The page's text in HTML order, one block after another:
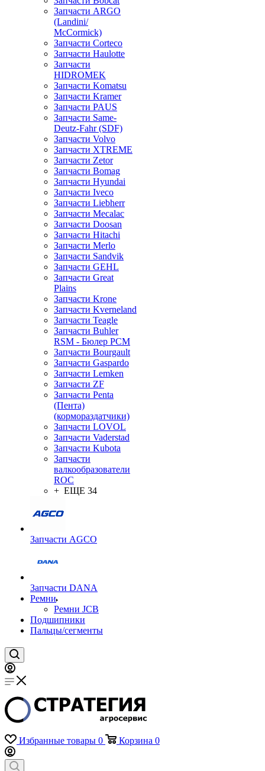
Запчасти ARGO
(Landini/
McCormick)
Запчасти Corteco
Запчасти Haulotte
Запчасти
HIDROMEK
Запчасти Komatsu
Запчасти Kramer
Запчасти PAUS
Запчасти Same-
Deutz-Fahr (SDF)
Запчасти Volvo
Запчасти XTREME
Запчасти Zetor
Запчасти Bomag
Запчасти Hyundai
Запчасти Iveco
Запчасти Liebherr
Запчасти Mecalac
Запчасти Doosan
Запчасти Hitachi
Запчасти Merlo
Запчасти Sandvik
Запчасти GEHL
Запчасти Great
Plains
Запчасти Krone
Запчасти Kverneland
Запчасти Teagle
Запчасти Buhler
RSM - Бюлер РСМ
Запчасти Bourgault
Запчасти Gaspardo
Запчасти Lemken
Запчасти ZF
Запчасти Penta
(Пента)
(кормораздатчики)
Запчасти LOVOL
Запчасти Vaderstad
Запчасти Kubota
Запчасти
валкообразователи
ROC
+ ЕЩЕ 34
Запчасти AGCO
Запчасти DANA
Ремни
Ремни JCB
Подшипники
Пальцы/сегменты
Избранные товары 0 Корзина 0